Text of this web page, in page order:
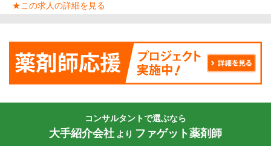
★この求人の詳細を見る
コンサルタントで選ぶなら
大手紹介会社 より ファゲット薬剤師